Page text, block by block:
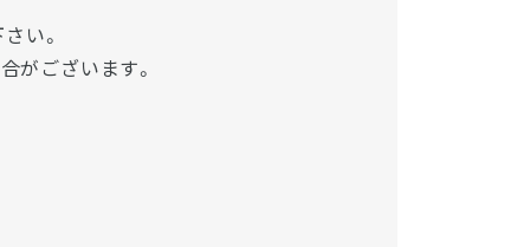
い。
がございます。